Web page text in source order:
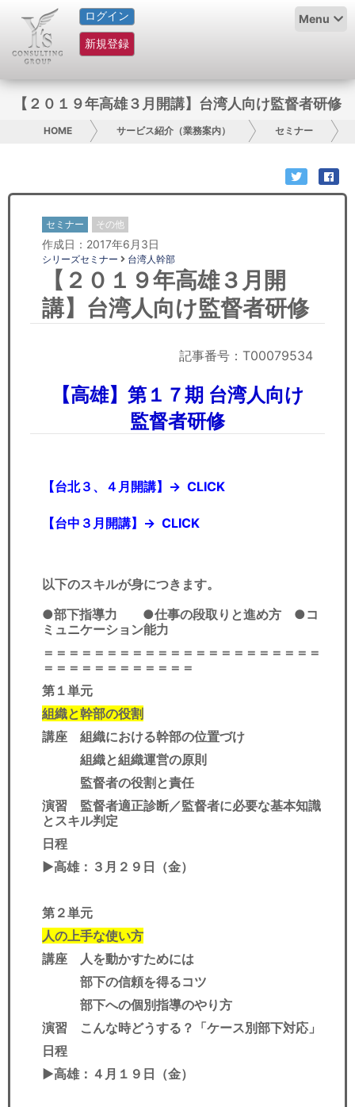
ログイン
新規登録
Menu
HOME
サービス紹介
グループ概要
日本人にPR
コンサルティング
リサーチ
経済ニュース
労務顧問
【２０１９年高雄３月開講】台湾人向け監督者研修
HOME サービス紹介（業務案内） セミナー
セミナー その他
作成日：2017年6月3日
シリーズセミナー 台湾人幹部
【２０１９年高雄３月開
講】台湾人向け監督者研修
記事番号：T00079534
【高雄】第１７期 台湾人向け
監督者研修
【台北３、４月開講】→ CLICK
【台中３月開講】→ CLICK
以下のスキルが身につきます。
●部下指導力 ●仕事の段取りと進め方 ●コ
ミュニケーション能力
＝＝＝＝＝＝＝＝＝＝＝＝＝＝＝＝＝＝＝＝＝＝
＝＝＝＝＝＝＝＝＝＝＝＝
第１単元
組織と幹部の役割
講座 組織における幹部の位置づけ
組織と組織運営の原則
監督者の役割と責任
演習 監督者適正診断／監督者に必要な基本知識
とスキル判定
日程
▶︎高雄：３月２９日（金）
第２単元
人の上手な使い方
講座 人を動かすためには
部下の信頼を得るコツ
部下への個別指導のやり方
演習 こんな時どうする？「ケース別部下対応」
日程
▶︎高雄：４月１９日（金）